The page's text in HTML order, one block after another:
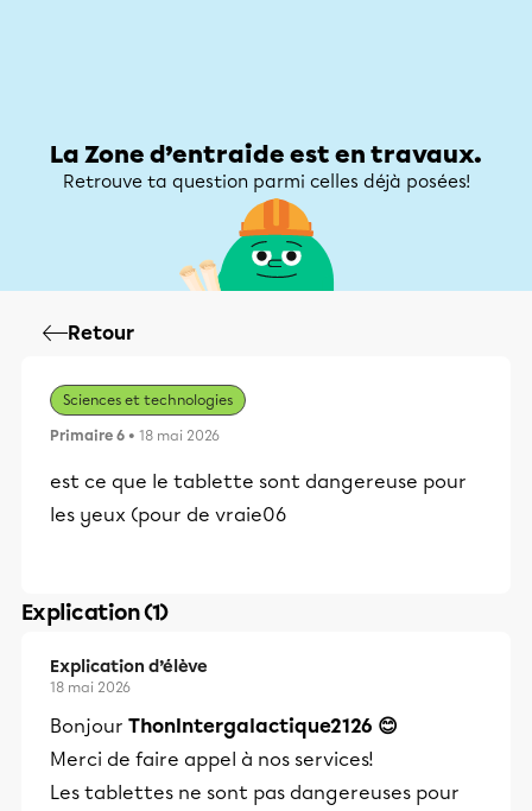
La Zone d’entraide est en travaux.
Retrouve ta question parmi celles déjà posées!
Retour
Sciences et technologies
Primaire 6 • 18 mai 2026
est ce que le tablette sont dangereuse pour
les yeux (pour de vraie06
Explication (1)
Explication d’élève
18 mai 2026
Bonjour ThonIntergalactique2126 😊
Merci de faire appel à nos services!
Les tablettes ne sont pas dangereuses pour